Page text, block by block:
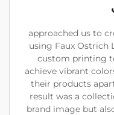
approached us to
using Faux Ostrich
custom printing
achieve vibrant
their products
result was a
brand image but